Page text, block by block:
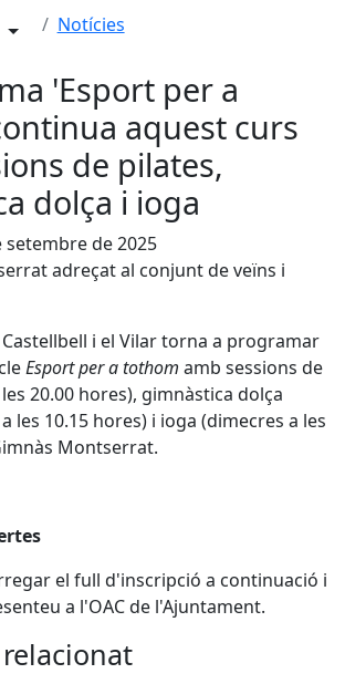
Notícies
'Esport per a
aquest curs
de pilates,
dolça i ioga
setembre de 2025
adreçat al conjunt de veïns i
i el Vilar torna a programar
Esport per a tothom amb sessions de
20.00 hores), gimnàstica dolça
les 10.15 hores) i ioga (dimecres a les
Montserrat.
el full d'inscripció a continuació i
a l'OAC de l'Ajuntament.